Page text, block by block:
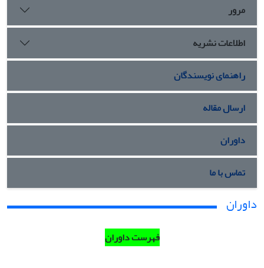
مرور
اطلاعات نشریه
راهنمای نویسندگان
ارسال مقاله
داوران
تماس با ما
داوران
فهرست داوران